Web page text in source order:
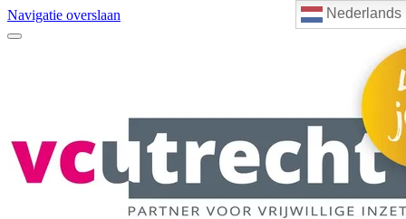
Nederlands
Navigatie overslaan